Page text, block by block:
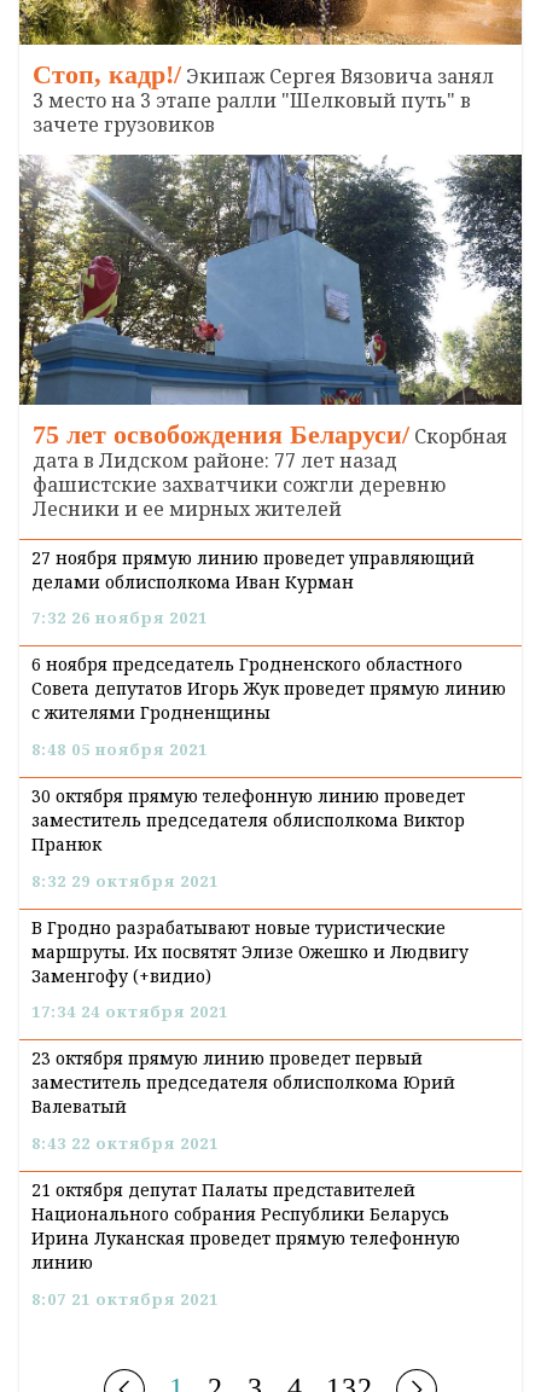
Стоп, кадр!/ Экипаж Сергея Вязовича занял
3 место на 3 этапе ралли "Шелковый путь" в
зачете грузовиков
75 лет освобождения Беларуси/ Скорбная
дата в Лидском районе: 77 лет назад
фашистские захватчики сожгли деревню
Лесники и ее мирных жителей
27 ноября прямую линию проведет управляющий
делами облисполкома Иван Курман
7:32 26 ноября 2021
6 ноября председатель Гродненского областного
Совета депутатов Игорь Жук проведет прямую линию
с жителями Гродненщины
8:48 05 ноября 2021
30 октября прямую телефонную линию проведет
заместитель председателя облисполкома Виктор
Пранюк
8:32 29 октября 2021
В Гродно разрабатывают новые туристические
маршруты. Их посвятят Элизе Ожешко и Людвигу
Заменгофу (+видио)
17:34 24 октября 2021
23 октября прямую линию проведет первый
заместитель председателя облисполкома Юрий
Валеватый
8:43 22 октября 2021
21 октября депутат Палаты представителей
Национального собрания Республики Беларусь
Ирина Луканская проведет прямую телефонную
линию
8:07 21 октября 2021